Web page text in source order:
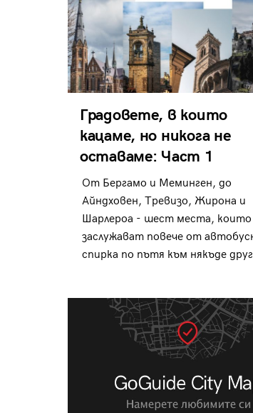
Градовете, в които
кацаме, но никога не
оставаме: Част 1
От Бергамо и Меминген, до
Айндховен, Тревизо, Жирона и
Шарлероа - шест места, които
заслужават повече от
спирка по пътя към някъде